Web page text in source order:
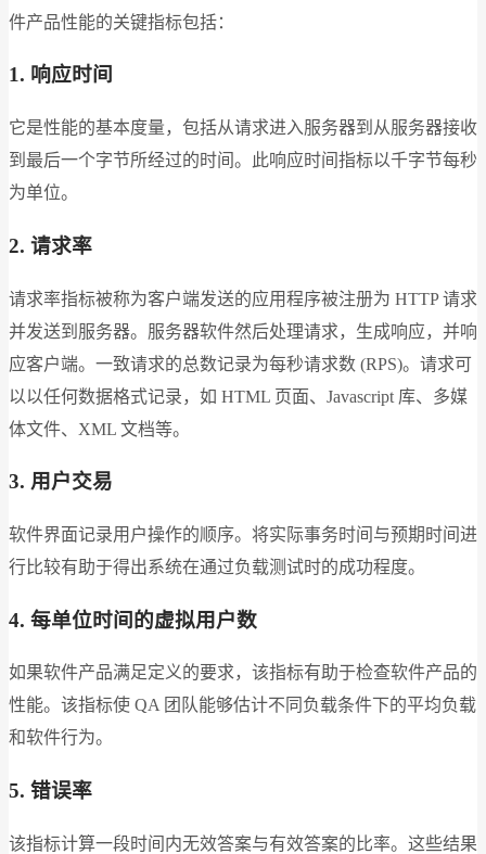
件产品性能的关键指标包括：
1. 响应时间
它是性能的基本度量，包括从请求进入服务器到从服务器接收
到最后一个字节所经过的时间。此响应时间指标以千字节每秒
为单位。
2. 请求率
请求率指标被称为客户端发送的应用程序被注册为 HTTP 请求
并发送到服务器。服务器软件然后处理请求，生成响应，并响
应客户端。一致请求的总数记录为每秒请求数 (RPS)。请求可
以以任何数据格式记录，如 HTML 页面、Javascript 库、多媒
体文件、XML 文档等。
3. 用户交易
软件界面记录用户操作的顺序。将实际事务时间与预期时间进
行比较有助于得出系统在通过负载测试时的成功程度。
4. 每单位时间的虚拟用户数
如果软件产品满足定义的要求，该指标有助于检查软件产品的
性能。该指标使 QA 团队能够估计不同负载条件下的平均负载
和软件行为。
5. 错误率
该指标计算一段时间内无效答案与有效答案的比率。这些结果